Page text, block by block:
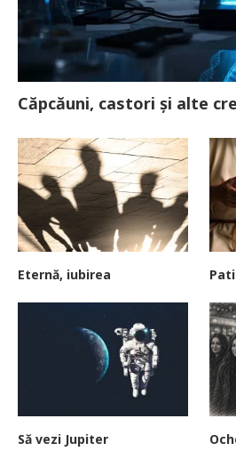
Căpcăuni, castori și alte
Eternă, iubirea
Să vezi Jupiter